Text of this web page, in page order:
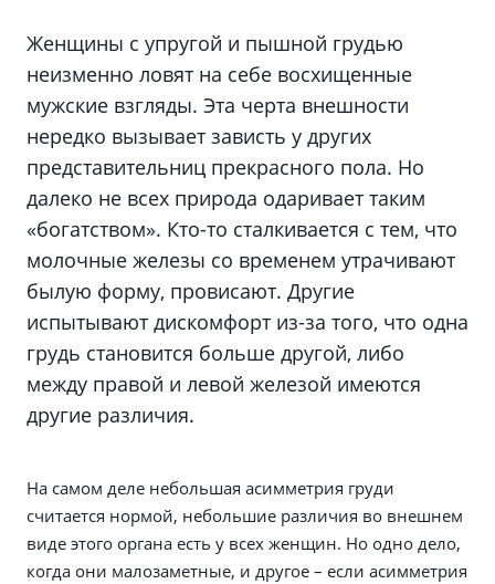
Женщины с упругой и пышной грудью
неизменно ловят на себе восхищенные
мужские взгляды. Эта черта внешности
нередко вызывает зависть у других
представительниц прекрасного пола. Но
далеко не всех природа одаривает таким
«богатством». Кто-то сталкивается с тем, что
молочные железы со временем утрачивают
былую форму, провисают. Другие
испытывают дискомфорт из-за того, что одна
грудь становится больше другой, либо
между правой и левой железой имеются
другие различия.
На самом деле небольшая асимметрия груди
считается нормой, небольшие различия во внешнем
виде этого органа есть у всех женщин. Но одно дело,
когда они малозаметные, и другое – если асимметрия